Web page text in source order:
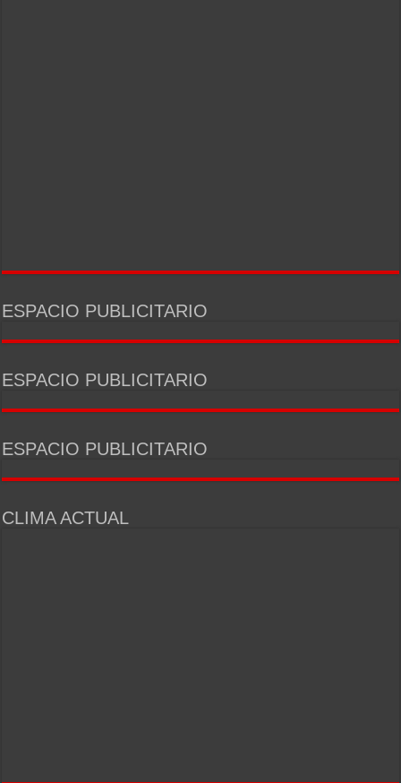
ESPACIO PUBLICITARIO
ESPACIO PUBLICITARIO
ESPACIO PUBLICITARIO
CLIMA ACTUAL